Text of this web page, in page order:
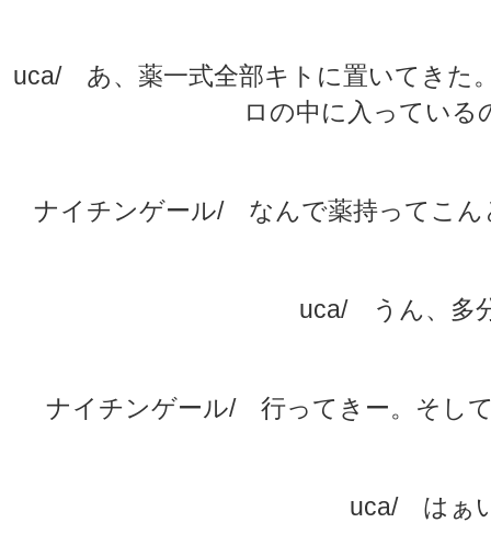
uca/ あ、薬一式全部キトに置いてきた
ロの中に入っている
ナイチンゲール/ なんで薬持ってこん
uca/ うん、多
ナイチンゲール/ 行ってきー。そし
uca/ はぁ